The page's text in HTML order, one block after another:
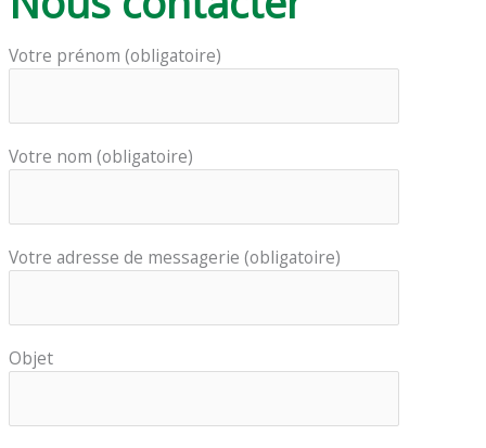
Votre prénom (obligatoire)
Votre nom (obligatoire)
Votre adresse de messagerie (obligatoire)
Objet